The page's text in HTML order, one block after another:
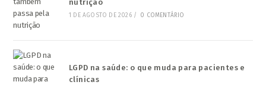
nutrição
1 DE AGOSTO DE 2026 / 0 COMENTÁRIO
LGPD na saúde: o que muda para pacientes e
clínicas